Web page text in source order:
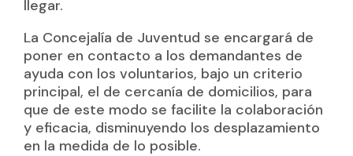
llegar.
La Concejalía de Juventud se encargará de
poner en contacto a los demandantes de
ayuda con los voluntarios, bajo un criterio
principal, el de cercanía de domicilios, para
que de este modo se facilite la colaboración
y eficacia, disminuyendo los desplazamiento
en la medida de lo posible.